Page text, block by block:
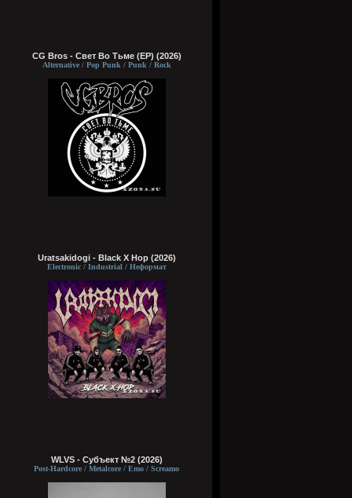
CG Bros - Свет Во Тьме (EP) (2026)
Alternative / Pop Punk / Punk / Rock
Uratsakidogi - Black X Hop (2026)
Electronic / Industrial / Неформат
WLVS - Субъект №2 (2026)
Post-Hardcore / Metalcore / Emo / Screamo